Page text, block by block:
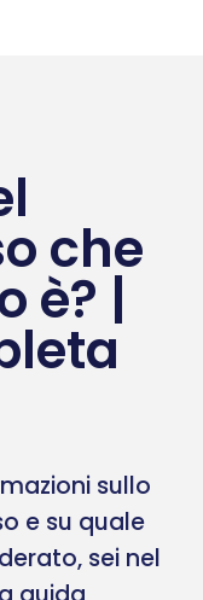
che
è? |
sullo
e su quale
sei nel